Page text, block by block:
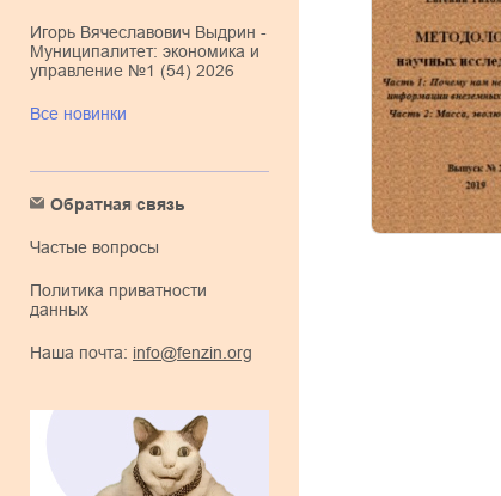
Игорь Вячеславович Выдрин -
Муниципалитет: экономика и
управление №1 (54) 2026
Все новинки
Обратная связь
Частые вопросы
Политика приватности
данных
Наша почта: info@fenzin.org